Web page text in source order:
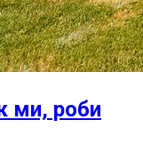
ми, роби